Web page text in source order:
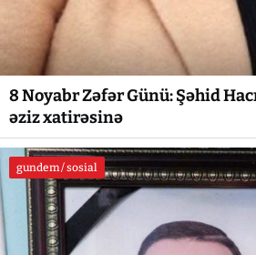
8 Noyabr Zəfər Günü: Şəhid
əziz xatirəsinə
gundem / sosial